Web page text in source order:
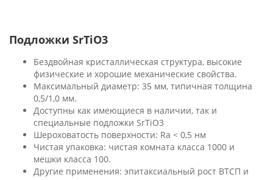
Подложки SrTiO3
Бездвойная кристаллическая структура, высокие
физические и хорошие механические свойства.
Максимальный диаметр: 35 мм, типичная толщина
0,5/1,0 мм.
Доступны как имеющиеся в наличии, так и
специальные подложки SrTiO3
Шероховатость поверхности: Ra < 0,5 нм
Чистая упаковка: чистая комната класса 1000 и
мешки класса 100.
Другие применения: эпитаксиальный рост ВТСП и